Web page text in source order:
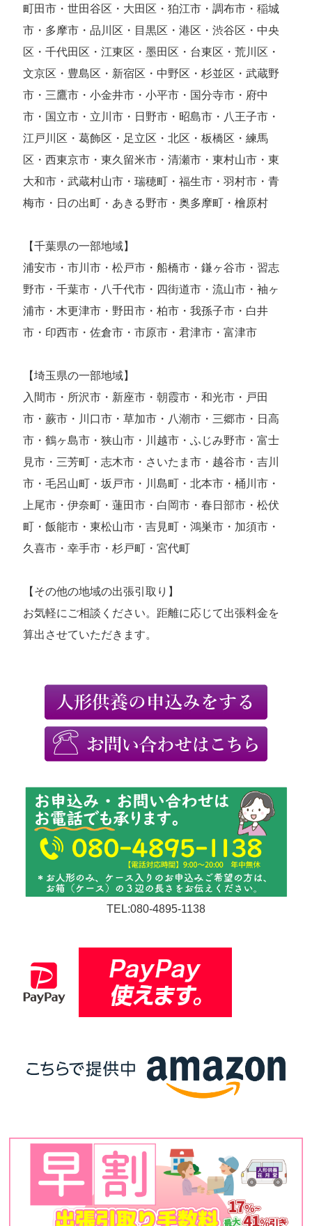
町田市・世田谷区・大田区・狛江市・調布市・稲城
市・多摩市・品川区・目黒区・港区・渋谷区・中央
区・千代田区・江東区・墨田区・台東区・荒川区・
文京区・豊島区・新宿区・中野区・杉並区・武蔵野
市・三鷹市・小金井市・小平市・国分寺市・府中
市・国立市・立川市・日野市・昭島市・八王子市・
江戸川区・葛飾区・足立区・北区・板橋区・練馬
区・西東京市・東久留米市・清瀬市・東村山市・東
大和市・武蔵村山市・瑞穂町・福生市・羽村市・青
梅市・日の出町・あきる野市・奥多摩町・檜原村
【千葉県の一部地域】
浦安市・市川市・松戸市・船橋市・鎌ヶ谷市・習志
野市・千葉市・八千代市・四街道市・流山市・袖ヶ
浦市・木更津市・野田市・柏市・我孫子市・白井
市・印西市・佐倉市・市原市・君津市・富津市
【埼玉県の一部地域】
入間市・所沢市・新座市・朝霞市・和光市・戸田
市・蕨市・川口市・草加市・八潮市・三郷市・日高
市・鶴ヶ島市・狭山市・川越市・ふじみ野市・富士
見市・三芳町・志木市・さいたま市・越谷市・吉川
市・毛呂山町・坂戸市・川島町・北本市・桶川市・
上尾市・伊奈町・蓮田市・白岡市・春日部市・松伏
町・飯能市・東松山市・吉見町・鴻巣市・加須市・
久喜市・幸手市・杉戸町・宮代町
【その他の地域の出張引取り】
お気軽にご相談ください。距離に応じて出張料金を
算出させていただきます。
TEL:080-4895-1138